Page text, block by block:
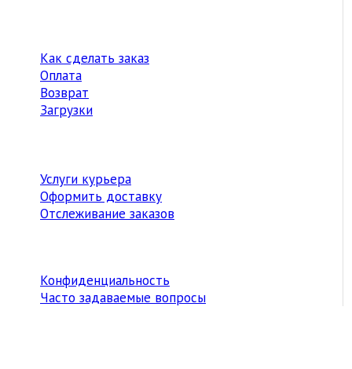
Как сделать заказ
Оплата
Возврат
Загрузки
Услуги курьера
Оформить доставку
Отслеживание заказов
Конфиденциальность
Часто задаваемые вопросы